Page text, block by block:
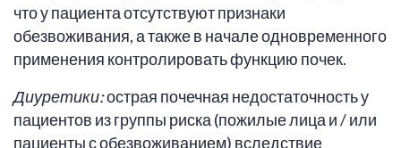
что у пациента отсутствуют признаки
обезвоживания, а также в начале одновременного
применения контролировать функцию почек.
Диуретики:острая почечная недостаточность у
пациентов из группы риска (пожилые лица и / или
пациенты с обезвоживанием) вследствие